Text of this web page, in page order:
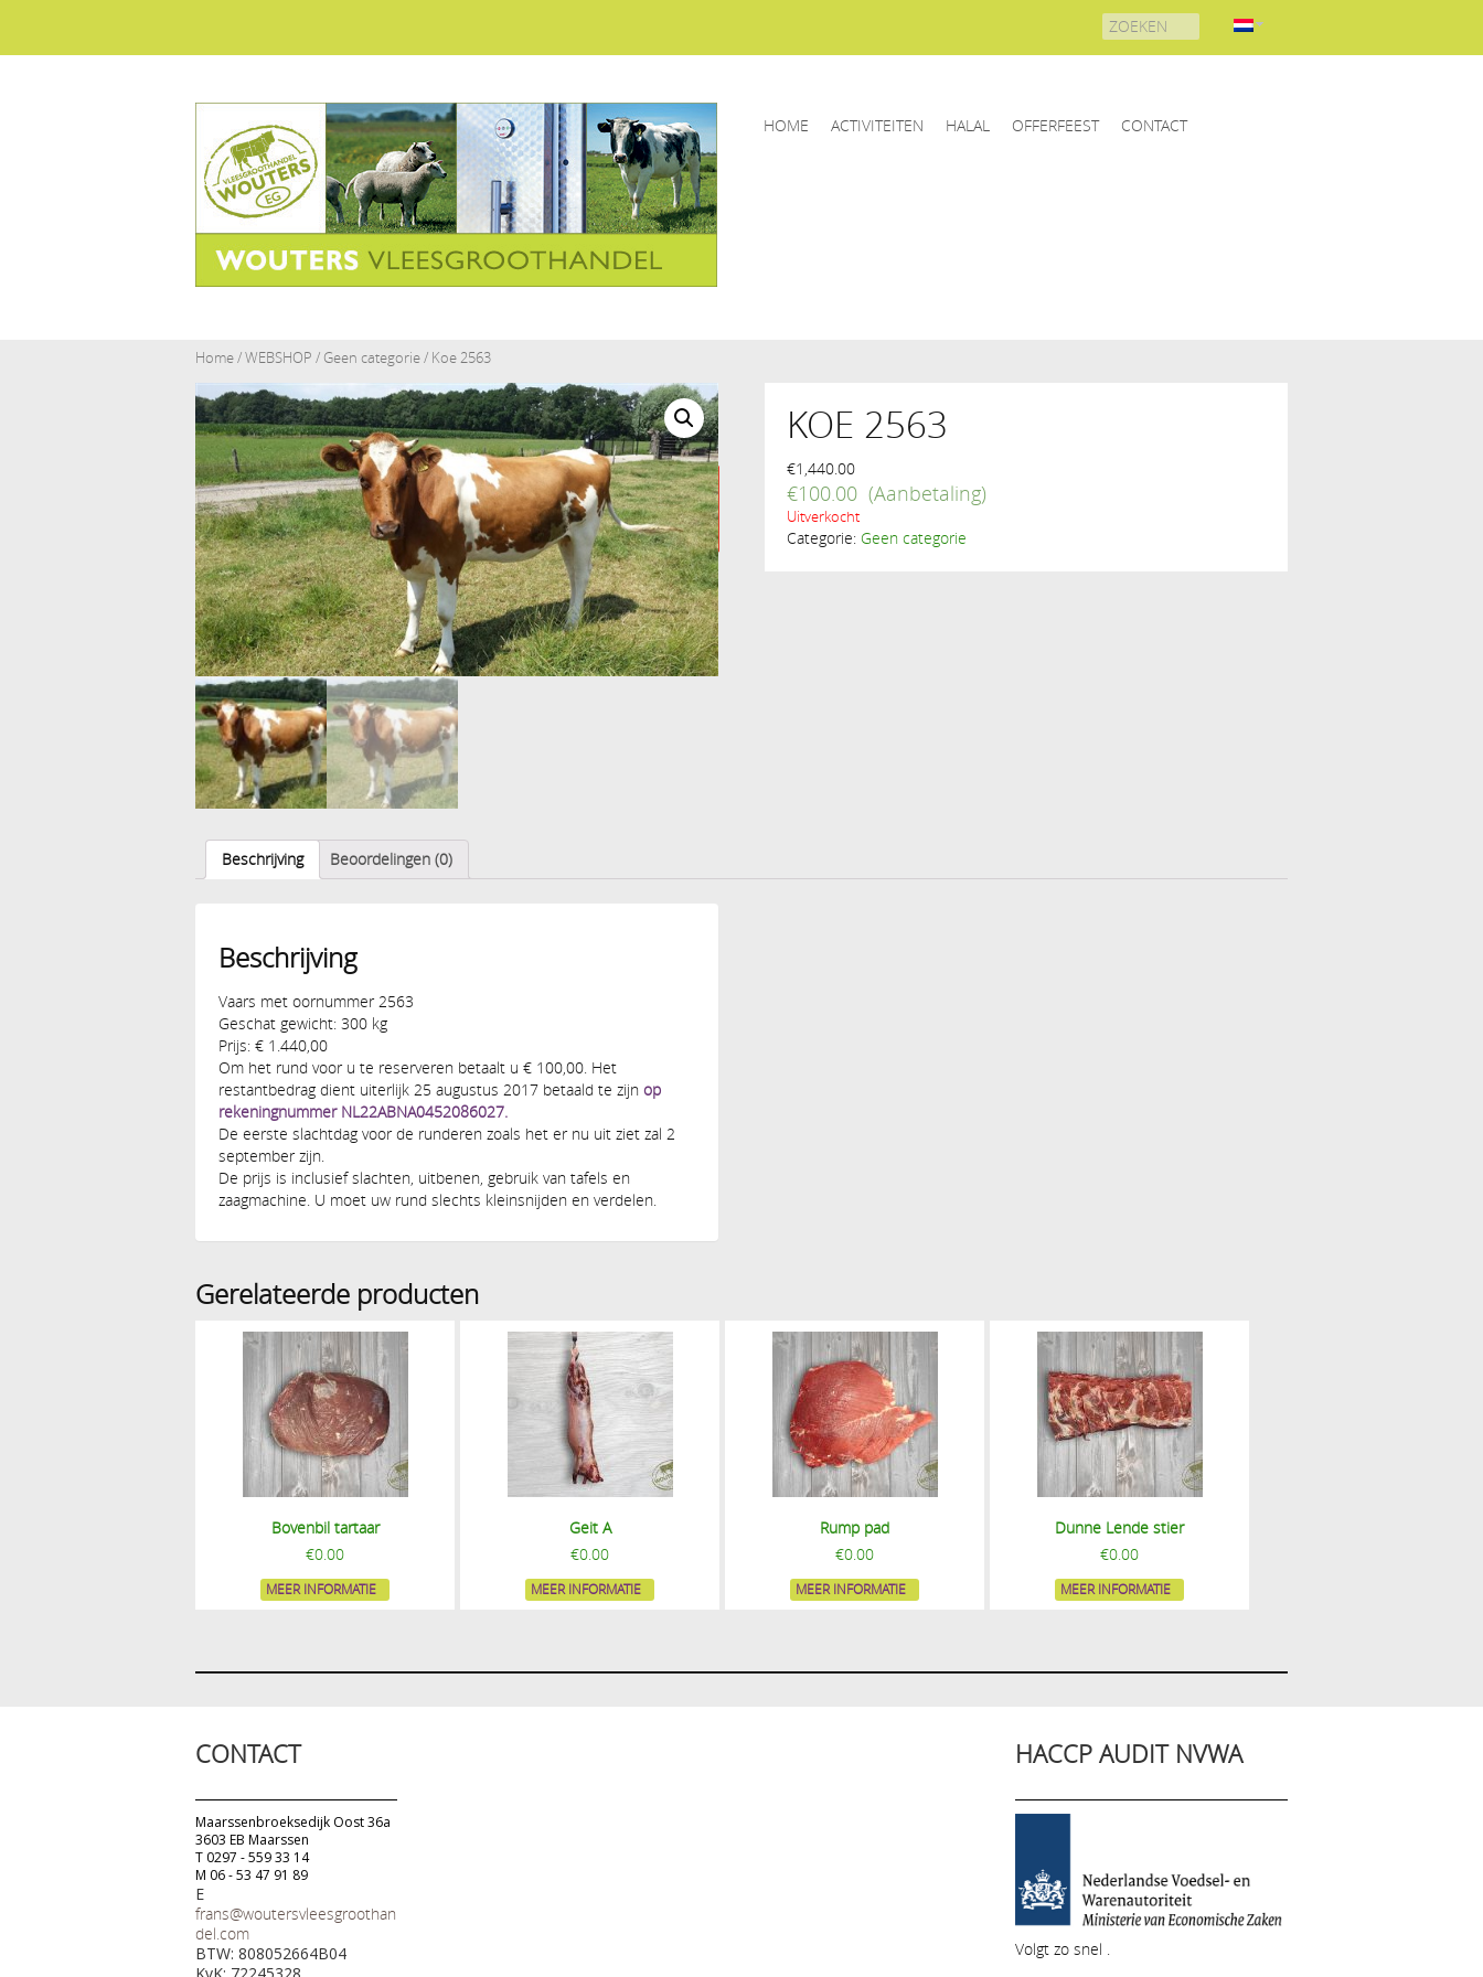
HOME ACTIVITEITEN HALAL OFFERFEEST CONTACT
Home/WEBSHOP / Geen categorie/ Koe 2563
KOE 2563
€1,440.00
€100.00
Uitverkocht
Categorie: Geen categorie
Beschrijving Beoordelingen (0)
Beschrijving
Vaars met oornummer 2563
Geschat gewicht: 300 kg
Prijs: € 1.440,00
Om het rund voor u te reserveren betaalt u € 100,00. Het
restantbedrag dient uiterlijk 25 augustus 2017 betaald te zijn op
rekeningnummer NL22ABNA0452086027.
De eerste slachtdag voor de runderen zoals het er nu uit ziet zal 2
september zijn.
De prijs is inclusief slachten, uitbenen, gebruik van tafels en
zaagmachine. U moet uw rund slechts kleinsnijden en verdelen.
Gerelateerde producten
Bovenbil tartaar
€0.00
MEER INFORMATIE
Geit A
€0.00
MEER INFORMATIE
Rump pad
€0.00
MEER INFORMATIE
Dunne Lende stier
€0.00
MEER INFORMATIE
CONTACT
Maarssenbroeksedijk Oost 36a
3603 EB Maarssen
T 0297 - 559 33 14
M 06 - 53 47 91 89
E
frans@woutersvleesgroothan
del.com
BTW: 808052664B04
HACCP AUDIT NVWA
Volgt zo snel .